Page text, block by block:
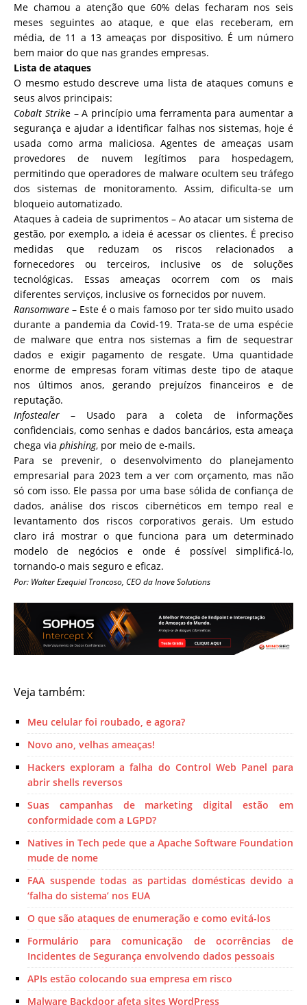
Me chamou a atenção que 60% delas fecharam nos seis
meses seguintes ao ataque, e que elas receberam, em
média, de 11 a 13 ameaças por dispositivo. É um número
bem maior do que nas grandes empresas.
Lista de ataques
O mesmo estudo descreve uma lista de ataques comuns e
seus alvos principais:
Cobalt Strike – A princípio uma ferramenta para aumentar a
segurança e ajudar a identificar falhas nos sistemas, hoje é
usada como arma maliciosa. Agentes de ameaças usam
provedores de nuvem legítimos para hospedagem,
permitindo que operadores de malware ocultem seu tráfego
dos sistemas de monitoramento. Assim, dificulta-se um
bloqueio automatizado.
Ataques à cadeia de suprimentos – Ao atacar um sistema de
gestão, por exemplo, a ideia é acessar os clientes. É preciso
medidas que reduzam os riscos relacionados a
fornecedores ou terceiros, inclusive os de soluções
tecnológicas. Essas ameaças ocorrem com os mais
diferentes serviços, inclusive os fornecidos por nuvem.
Ransomware– Este é o mais famoso por ter sido muito usado
durante a pandemia da Covid-19. Trata-se de uma espécie
de malware que entra nos sistemas a fim de sequestrar
dados e exigir pagamento de resgate. Uma quantidade
enorme de empresas foram vítimas deste tipo de ataque
nos últimos anos, gerando prejuízos financeiros e de
reputação.
Infostealer– Usado para a coleta de informações
confidenciais, como senhas e dados bancários, esta ameaça
chega via phishing, por meio de e-mails.
Para se prevenir, o desenvolvimento do planejamento
empresarial para 2023 tem a ver com orçamento, mas não
só com isso. Ele passa por uma base sólida de confiança de
dados, análise dos riscos cibernéticos em tempo real e
levantamento dos riscos corporativos gerais. Um estudo
claro irá mostrar o que funciona para um determinado
modelo de negócios e onde é possível simplificá-lo,
tornando-o mais seguro e eficaz.
Por: Walter Ezequiel Troncoso, CEO da Inove Solutions
Veja também:
Meu celular foi roubado, e agora?
Novo ano, velhas ameaças!
Hackers exploram a falha do Control Web Panel para
abrir shells reversos
Suas campanhas de marketing digital estão em
conformidade com a LGPD?
Natives in Tech pede que a Apache Software Foundation
mude de nome
FAA suspende todas as partidas domésticas devido a
‘falha do sistema’ nos EUA
O que são ataques de enumeração e como evitá-los
Formulário para comunicação de ocorrências de
Incidentes de Segurança envolvendo dados pessoais
APIs estão colocando sua empresa em risco
Malware Backdoor afeta sites WordPress